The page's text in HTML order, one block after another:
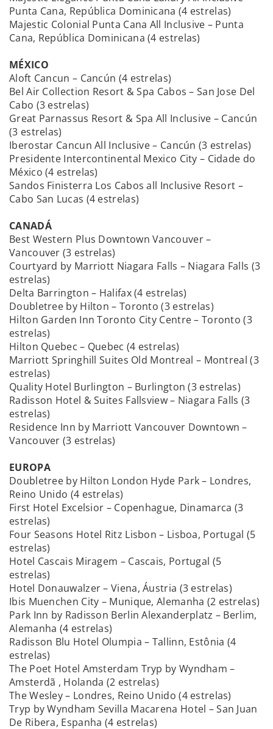
Punta Cana, República Dominicana (4 estrelas)
Majestic Colonial Punta Cana All Inclusive – Punta
Cana, República Dominicana (4 estrelas)
MÉXICO
Aloft Cancun – Cancún (4 estrelas)
Bel Air Collection Resort & Spa Cabos – San Jose Del
Cabo (3 estrelas)
Great Parnassus Resort & Spa All Inclusive – Cancún
(3 estrelas)
Iberostar Cancun All Inclusive – Cancún (3 estrelas)
Presidente Intercontinental Mexico City – Cidade do
México (4 estrelas)
Sandos Finisterra Los Cabos all Inclusive Resort –
Cabo San Lucas (4 estrelas)
CANADÁ
Best Western Plus Downtown Vancouver –
Vancouver (3 estrelas)
Courtyard by Marriott Niagara Falls – Niagara Falls (3
estrelas)
Delta Barrington – Halifax (4 estrelas)
Doubletree by Hilton – Toronto (3 estrelas)
Hilton Garden Inn Toronto City Centre – Toronto (3
estrelas)
Hilton Quebec – Quebec (4 estrelas)
Marriott Springhill Suites Old Montreal – Montreal (3
estrelas)
Quality Hotel Burlington – Burlington (3 estrelas)
Radisson Hotel & Suites Fallsview – Niagara Falls (3
estrelas)
Residence Inn by Marriott Vancouver Downtown –
Vancouver (3 estrelas)
EUROPA
Doubletree by Hilton London Hyde Park – Londres,
Reino Unido (4 estrelas)
First Hotel Excelsior – Copenhague, Dinamarca (3
estrelas)
Four Seasons Hotel Ritz Lisbon – Lisboa, Portugal (5
estrelas)
Hotel Cascais Miragem – Cascais, Portugal (5
estrelas)
Hotel Donauwalzer – Viena, Áustria (3 estrelas)
Ibis Muenchen City – Munique, Alemanha (2 estrelas)
Park Inn by Radisson Berlin Alexanderplatz – Berlim,
Alemanha (4 estrelas)
Radisson Blu Hotel Olumpia – Tallinn, Estônia (4
estrelas)
The Poet Hotel Amsterdam Tryp by Wyndham –
Amsterdã , Holanda (2 estrelas)
The Wesley – Londres, Reino Unido (4 estrelas)
Tryp by Wyndham Sevilla Macarena Hotel – San Juan
De Ribera, Espanha (4 estrelas)